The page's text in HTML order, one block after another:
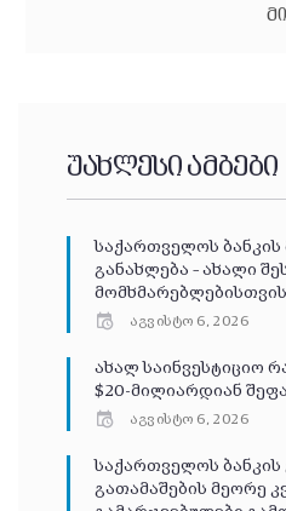
უახლესი ამბები
საქართველოს
განახლება – ახალი
მომხმარებლებისთვის
აგვისტო 6, 2026
ახალ საინვესტიციო
$20-მილიარდიან
აგვისტო 6, 2026
საქართველოს ბანკის
გათამაშების მეორე